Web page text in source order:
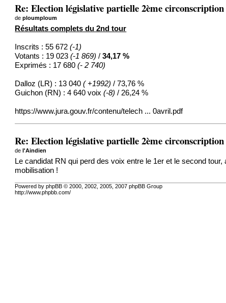
Re: Election législative partielle 2ème
deploumploum
Résultats complets du 2nd tour
Inscrits : 55 672(-1)
Votants : 19 023(-1 869)/ 34,17 %
Exprimés : 17 680(- 2 740)
Dalloz (LR) : 13 040( +1992) / 73,76 %
Guichon (RN) : 4 640 voix(-8)/ 26,24 %
https://www.jura.gouv.fr/contenu/telech ... 0avril.pdf
Re: Election législative partielle 2ème
del'Aindien
Le candidat RN qui perd des voix entre le 1er et le second
mobilisation !
Powered by phpBB © 2000, 2002, 2005, 2007 phpBB Group
http://www.phpbb.com/